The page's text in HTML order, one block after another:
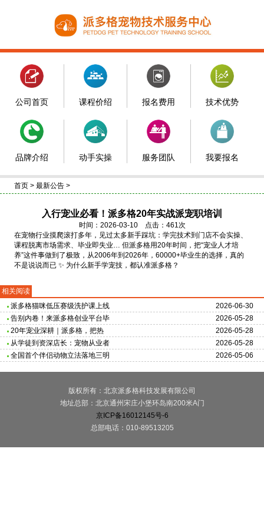
公司首页 课程价绍 报名费用 技术优势
品牌介绍 动手实操 服务团队 我要报名
首页 > 最新公告 >
入行宠业必看！派多格20年实战派宠职培训
时间：2026-03-10 点击：461次
在宠物行业摸爬滚打多年，见过太多新手踩坑：学完技术到门店不会实操、
课程脱离市场需求、毕业即失业… 但派多格用20年时间，把“宠业人才培
养”这件事做到了极致，从2006年到2026年，60000+毕业生的选择，真的
不是说说而已 ✨ 为什么新手学宠技，都认准派多格？
相关阅读
2026-06-30
派多格猫咪低压赛级洗护课上线
2026-05-28
告别内卷！来派多格创业平台毕
2026-05-28
20年宠业深耕｜派多格，把热
2026-05-28
从学徒到资深店长：宠物从业者
2026-05-06
全国首个伴侣动物立法落地三明
版权所有：北京派多格科技发展有限公司
地址总部：北京通州宋庄小堡环岛南200米A门
京ICP备16012145号-6
总部电话：010-89513205